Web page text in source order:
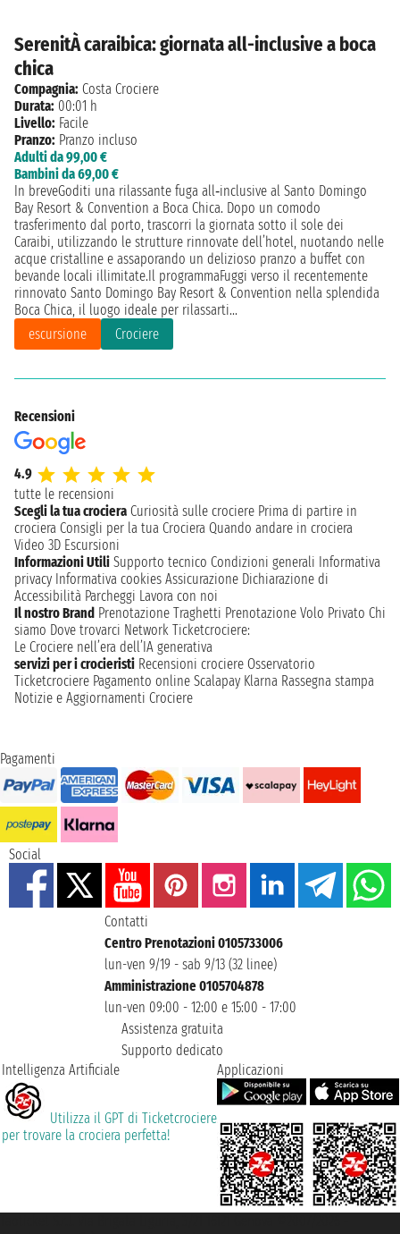
SerenitÀ caraibica: giornata all-inclusive a boca
chica
Compagnia: Costa Crociere
Durata: 00:01 h
Livello: Facile
Pranzo: Pranzo incluso
Adulti da 99,00 €
Bambini da 69,00 €
In breveGoditi una rilassante fuga all‑inclusive al Santo Domingo
Bay Resort & Convention a Boca Chica. Dopo un comodo
trasferimento dal porto, trascorri la giornata sotto il sole dei
Caraibi, utilizzando le strutture rinnovate dell’hotel, nuotando nelle
acque cristalline e assaporando un delizioso pranzo a buffet con
bevande locali illimitate.Il programmaFuggi verso il recentemente
rinnovato Santo Domingo Bay Resort & Convention nella splendida
Boca Chica, il luogo ideale per rilassarti...
escursione
Crociere
Recensioni
4.9
tutte le recensioni
Scegli la tua crociera Curiosità sulle crociere Prima di partire in
crociera Consigli per la tua Crociera Quando andare in crociera
Video 3D Escursioni
Informazioni Utili Supporto tecnico Condizioni generali Informativa
privacy Informativa cookies Assicurazione Dichiarazione di
Accessibilità Parcheggi Lavora con noi
Il nostro Brand Prenotazione Traghetti Prenotazione Volo Privato Chi
siamo Dove trovarci Network Ticketcrociere:
Le Crociere nell’era dell’IA generativa
servizi per i crocieristi Recensioni crociere Osservatorio
Ticketcrociere Pagamento online Scalapay Klarna Rassegna stampa
Notizie e Aggiornamenti Crociere
Pagamenti
Social
Contatti
Centro Prenotazioni 0105733006
lun-ven 9/19 - sab 9/13 (32 linee)
Amministrazione 0105704878
lun-ven 09:00 - 12:00 e 15:00 - 17:00
Assistenza gratuita
Supporto dedicato
Intelligenza Artificiale
Utilizza il GPT di Ticketcrociere
per trovare la crociera perfetta!
Applicazioni